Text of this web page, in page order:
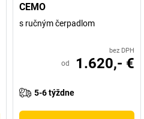
CEMO
s ručným čerpadlom
bez DPH
od 1.620,- €
5-6 týždne